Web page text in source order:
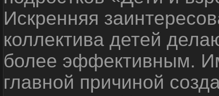
Искренняя
коллектива детей
более эффективным.
главной причиной